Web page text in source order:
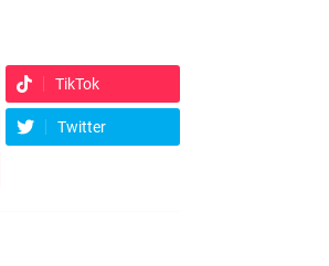
TikTok
Twitter